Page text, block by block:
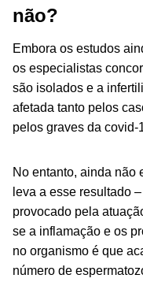
não?
Embora os estudos
os especialistas
são isolados e a
afetada tanto pelos
pelos graves da covid-
No entanto, ainda não
leva a esse resultado
provocado pela
se a inflamação e os
no organismo é que
número de